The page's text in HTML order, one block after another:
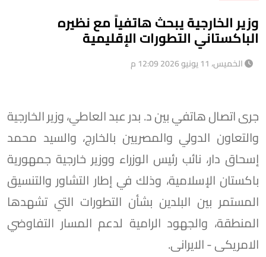
وزير الخارجية يبحث هاتفياً مع نظيره
الباكستاني التطورات الإقليمية
الخميس، 11 يونيو 2026 12:09 م
جرى اتصال هاتفي بين د. بدر عبد العاطي، وزير الخارجية
والتعاون الدولي والمصريين بالخارج، والسيد محمد
إسحاق دار، نائب رئيس الوزراء ووزير خارجية جمهورية
باكستان الإسلامية، وذلك في إطار التشاور والتنسيق
المستمر بين البلدين بشأن التطورات التي تشهدها
المنطقة، والجهود الرامية لدعم المسار التفاوضي
الامريكى - الايرانى.